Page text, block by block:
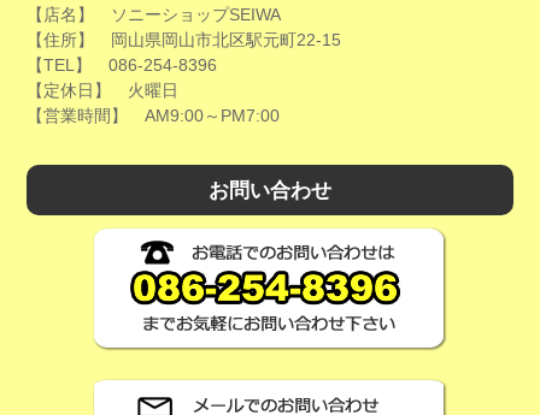
【店名】 ソニーショップSEIWA
【住所】 岡山県岡山市北区駅元町22-15
【TEL】 086-254-8396
【定休日】 火曜日
【営業時間】 AM9:00～PM7:00
お問い合わせ